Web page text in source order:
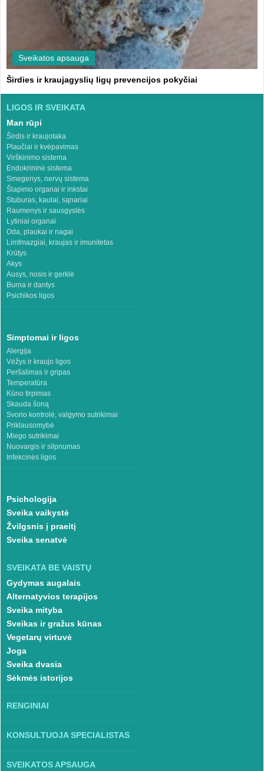
Sveikatos apsauga
Širdies ir kraujagyslių ligų prevencijos pokyčiai
LIGOS IR SVEIKATA
Man rūpi
Širdis ir kraujotaka
Plaučiai ir kvėpavimas
Virškinimo sistema
Endokrininė sistema
Smegenys, nervų sistema
Šlapimo organai ir inkstai
Stuburas, kaulai, sąnariai
Raumenys ir sausgyslės
Lytiniai organai
Oda, plaukai ir nagai
Limfmazgiai, kraujas ir imunitetas
Krūtys
Akys
Ausys, nosis ir gerklė
Burna ir dantys
Psichikos ligos
Simptomai ir ligos
Alergija
Vėžys ir kraujo ligos
Peršalimas ir gripas
Temperatūra
Kūno tirpimas
Skauda šoną
Svorio kontrolė, valgymo sutrikimai
Priklausomybė
Miego sutrikimai
Nuovargis ir silpnumas
Infekcinės ligos
Psichologija
Sveika vaikystė
Žvilgsnis į praeitį
Sveika senatvė
SVEIKATA BE VAISTŲ
Gydymas augalais
Alternatyvios terapijos
Sveika mityba
Sveikas ir gražus kūnas
Vegetarų virtuvė
Joga
Sveika dvasia
Sėkmės istorijos
RENGINIAI
KONSULTUOJA SPECIALISTAS
SVEIKATOS APSAUGA